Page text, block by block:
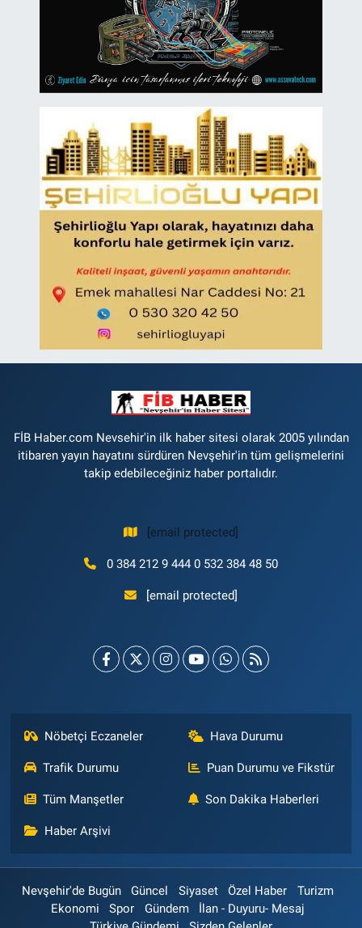
FİB Haber.com Nevsehir'in ilk haber sitesi olarak 2005 yılından
itibaren yayın hayatını sürdüren Nevşehir'in tüm gelişmelerini
takip edebileceğiniz haber portalıdır.
[email protected]
0 384 212 9 444 0 532 384 48 50
[email protected]
Nöbetçi Eczaneler Hava Durumu
Trafik Durumu Puan Durumu ve Fikstür
Tüm Manşetler Son Dakika Haberleri
Haber Arşivi
Nevşehir'de Bugün Güncel Siyaset Özel Haber
Turizm
Ekonomi
Spor Gündem
İlan - Duyuru- Mesaj